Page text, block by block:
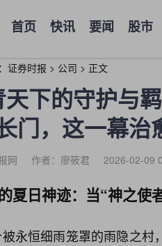
首页 快讯 要闻 股市
证券时报 > 公司 > 正文
下的守护与
门，这一幕
网 作者：廖筱君 2026-02-09
夏日神迹：当“神之使
永恒细雨笼罩的雨隐之村